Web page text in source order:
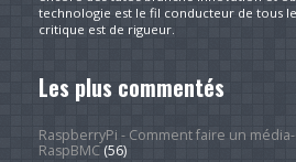
technologie est le fil conducteur de tous
critique est de rigueur.
Les plus commentés
RaspberryPi - Comment faire un
RaspBMC(56)